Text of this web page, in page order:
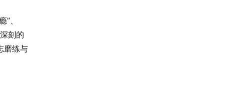
、
刻的
磨练与